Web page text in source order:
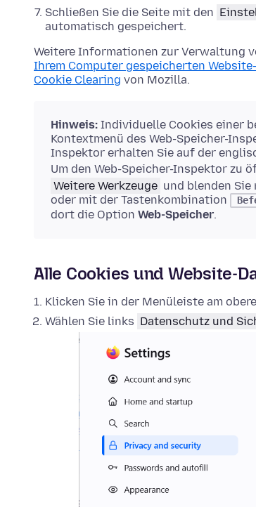
Schließen Sie die Seite mit den
automatisch gespeichert.
Weitere Informationen zur Verwaltung
Ihrem Computer gespeicherten
Cookie Clearing von Mozilla.
Hinweis: Individuelle Cookies einer
Kontextmenü des Web-Speicher-
Inspektor erhalten Sie auf der
Um den Web-Speicher-Inspektor zu
Weitere Werkzeuge und blenden
oder mit der Tastenkombination
dort die Option Web-Speicher.
Alle Cookies und Website-
Klicken Sie in der Menüleiste am
Wählen Sie links Datenschutz und